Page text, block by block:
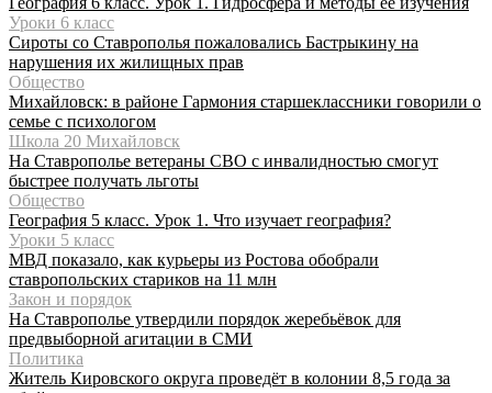
Уроки 6 класс
Сироты со Ставрополья пожаловались Бастрыкину на
нарушения их жилищных прав
Общество
Михайловск: в районе Гармония старшеклассники говорили о
семье с психологом
Школа 20 Михайловск
На Ставрополье ветераны СВО с инвалидностью смогут
быстрее получать льготы
Общество
География 5 класс. Урок 1. Что изучает география?
Уроки 5 класс
МВД показало, как курьеры из Ростова обобрали
ставропольских стариков на 11 млн
Закон и порядок
На Ставрополье утвердили порядок жеребьёвок для
предвыборной агитации в СМИ
Политика
Житель Кировского округа проведёт в колонии 8,5 года за